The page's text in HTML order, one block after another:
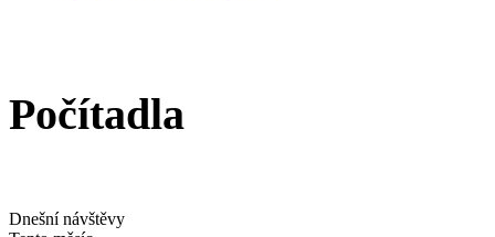
Počítadla
Dnešní návštěvy